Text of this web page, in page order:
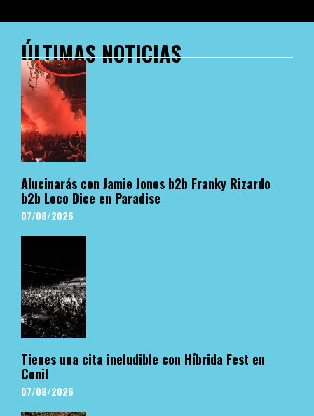
ÚLTIMAS NOTICIAS
Alucinarás con Jamie Jones b2b Franky Rizardo
b2b Loco Dice en Paradise
07/08/2026
Tienes una cita ineludible con Híbrida Fest en
Conil
07/08/2026